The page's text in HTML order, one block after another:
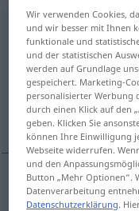
T-Shirtn
Übersicht aller
(Für mehr Details die
T-skjorte
T-skjortem/f T-Shirt
Wir verwenden Cookies,
und wir besser mit Ihnen
funktionale und
und der statistischen
werden auf Grundlage
gespeichert. Marketing-
personalisierter Werbung
durch einen Klick auf den
geben. Klicken Sie
können Ihre Einwilligung
Webseite widerrufen.
und den
Button „Mehr Optionen“.
Datenverarbeitung
Datenschutzerklärung.